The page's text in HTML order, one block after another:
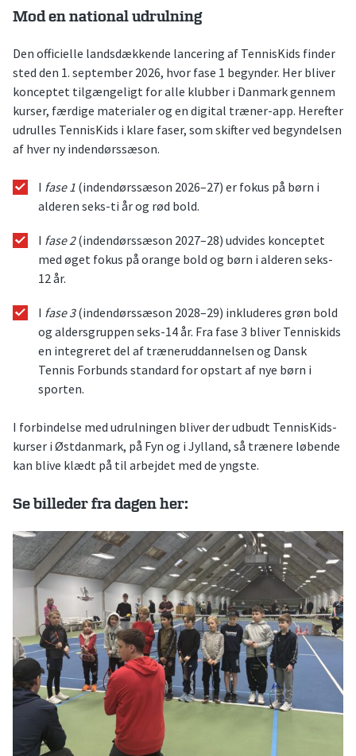
Mod en national udrulning
Den officielle landsdækkende lancering af TennisKids finder
sted den 1. september 2026, hvor fase 1 begynder. Her bliver
konceptet tilgængeligt for alle klubber i Danmark gennem
kurser, færdige materialer og en digital træner-app. Herefter
udrulles TennisKids i klare faser, som skifter ved begyndelsen
af hver ny indendørssæson.
I fase 1 (indendørssæson 2026–27) er fokus på børn i
alderen seks-ti år og rød bold.
I fase 2(indendørssæson 2027–28) udvides konceptet
med øget fokus på orange bold og børn i alderen seks-
12 år.
I fase 3(indendørssæson 2028–29) inkluderes grøn bold
og aldersgruppen seks-14 år. Fra fase 3 bliver Tenniskids
en integreret del af træneruddannelsen og Dansk
Tennis Forbunds standard for opstart af nye børn i
sporten.
I forbindelse med udrulningen bliver der udbudt TennisKids-
kurser i Østdanmark, på Fyn og i Jylland, så trænere løbende
kan blive klædt på til arbejdet med de yngste.
Se billeder fra dagen her: